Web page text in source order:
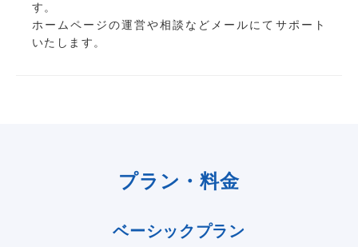
す。
ホームページの運営や相談などメールにてサポート
いたします。
プラン・料金
ベーシックプラン